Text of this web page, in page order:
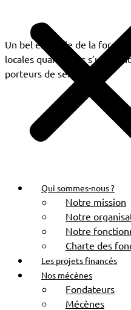
Qui sommes-nous ?
Notre mission
Notre
Notre
Charte des
Les projets financés
Nos mécènes
Fondateurs
Mécènes
Un bel exemple de la force
locales quand elles
porteurs de sens !